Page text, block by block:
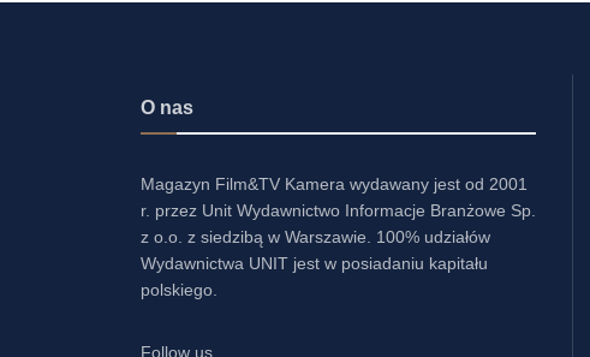
O nas
Magazyn Film&TV Kamera wydawany jest od 2001
r. przez Unit Wydawnictwo Informacje Branżowe Sp.
z o.o. z siedzibą w Warszawie. 100% udziałów
Wydawnictwa UNIT jest w posiadaniu kapitału
polskiego.
Follow us